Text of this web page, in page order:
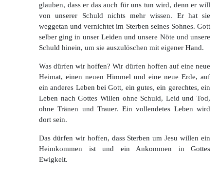
glauben, dass er das auch für uns tun wird, denn er will
von unserer Schuld nichts mehr wissen. Er hat sie
weggetan und vernichtet im Sterben seines Sohnes. Gott
selber ging in unser Leiden und unsere Nöte und unsere
Schuld hinein, um sie auszulöschen mit eigener Hand.
Was dürfen wir hoffen? Wir dürfen hoffen auf eine neue
Heimat, einen neuen Himmel und eine neue Erde, auf
ein anderes Leben bei Gott, ein gutes, ein gerechtes, ein
Leben nach Gottes Willen ohne Schuld, Leid und Tod,
ohne Tränen und Trauer. Ein vollendetes Leben wird
dort sein.
Das dürfen wir hoffen, dass Sterben um Jesu willen ein
Heimkommen ist und ein Ankommen in Gottes
Ewigkeit.